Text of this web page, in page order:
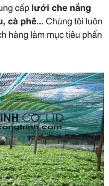
cấplưới che nắng
cà phê...Chúng tôi luôn
hàng làm mục tiêu phấn